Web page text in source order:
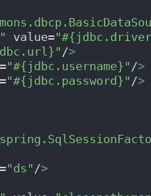
value=
/>
"#{jdbc.username}" />
"#{jdbc.password}" />
"ds" />